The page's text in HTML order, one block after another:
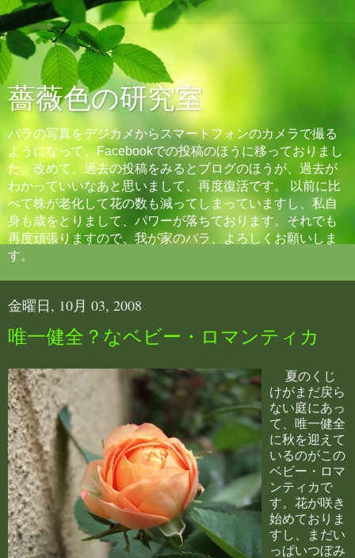
薔薇色の研究室
バラの写真をデジカメからスマートフォンのカメラで撮る
ようになって、Facebookでの投稿のほうに移っておりまし
た。改めて、過去の投稿をみるとブログのほうが、過去が
わかっていいなあと思いまして、再度復活です。 以前に比
べて株が老化して花の数も減ってしまっていますし、私自
身も歳をとりまして、パワーが落ちております。それでも
再度頑張りますので、我が家のバラ、よろしくお願いしま
す。
金曜日, 10月 03, 2008
唯一健全？なベビー・ロマンティカ
夏のくじ
けがまだ戻ら
ない庭にあっ
て、唯一健全
に秋を迎えて
いるのがこの
ベビー・ロマ
ンティカで
す。花が咲き
始めておりま
すし、まだい
っぱいつぼみ